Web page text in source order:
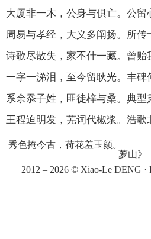
大厦非一木，公身与俱亡。公留
周易与孝经，大义多阐扬。所传
诗歌尽散失，家不什一藏。曾贻
一字一涕泪，至今留耿光。丰碑
系余忝子姓，匪徒梓与桑。典型
王程迫明发，芜词代椒浆。浩歌
秀色掩今古，荷花羞玉颜。 ——
萝山》
2012 – 2026 © Xiao-Le DENG ·